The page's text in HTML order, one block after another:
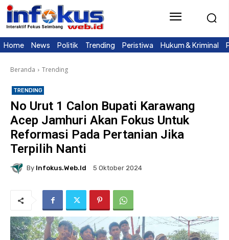
Home News Politik Trending Peristiwa Hukum & Kriminal
Beranda Trending
TRENDING
No Urut 1 Calon Bupati Karawang
Acep Jamhuri Akan Fokus Untuk
Reformasi Pada Pertanian Jika
Terpilih Nanti
By Infokus.web.id 5 Oktober 2024